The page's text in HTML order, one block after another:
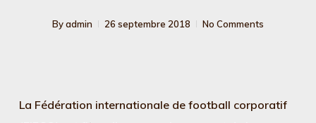
Byadmin 26 septembre 2018 No Comments
La Fédération internationale de football corporatif